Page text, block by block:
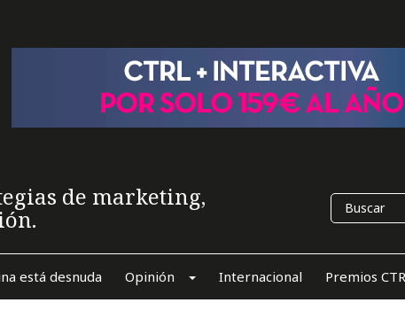
de marketing,
está desnuda Opinión Internacional Premios